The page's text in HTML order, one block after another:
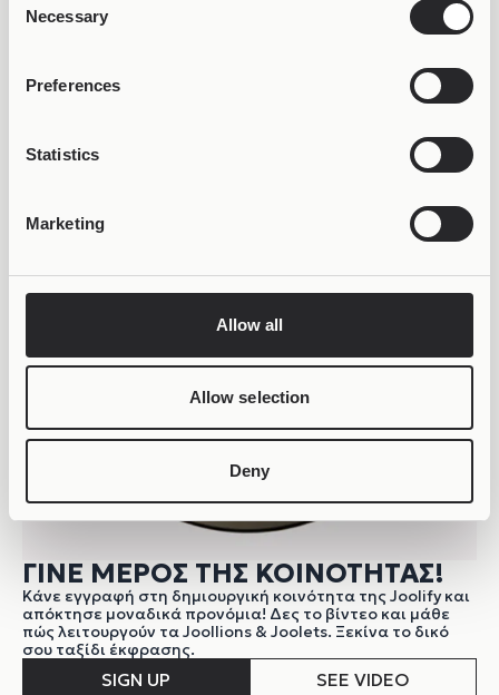
Selection
Necessary
Preferences
Statistics
Marketing
Allow all
Allow selection
Deny
ΓΙΝΕ ΜΕΡΟΣ ΤΗΣ ΚΟΙΝΟΤΗΤΑΣ!
Κάνε εγγραφή στη δημιουργική κοινότητα της Joolify και
απόκτησε μοναδικά προνόμια! Δες το βίντεο και μάθε
πώς λειτουργούν τα Joollions & Joolets. Ξεκίνα το δικό
σου ταξίδι έκφρασης.
SIGN UP SEE VIDEO
LIFETIME WARRANTY